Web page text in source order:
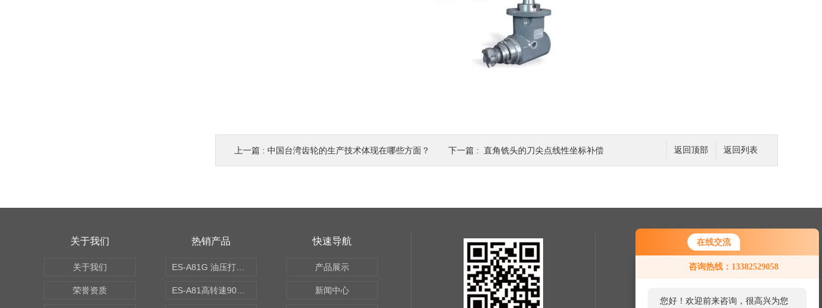
在线交流
咨询热线：13382529058
您好！欢迎前来咨询，很高兴为您
返回列表
返回顶部
上一篇 : 中国台湾齿轮的生产技术体现在哪些方面？ 下一篇 : 直角铣头的刀尖点线性坐标补偿
关于我们
关于我们
荣誉资质
热销产品 快速导航
产品展示
新闻中心
联系我们
0512-57687508